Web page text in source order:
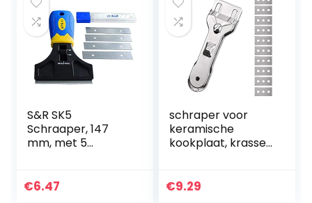
S&R SK5
Schraaper, 147
mm, met 5
vignetschraper,
€6.47
schraper voor
keramische
kookplaat, krassen
tweezijdige
€9.29